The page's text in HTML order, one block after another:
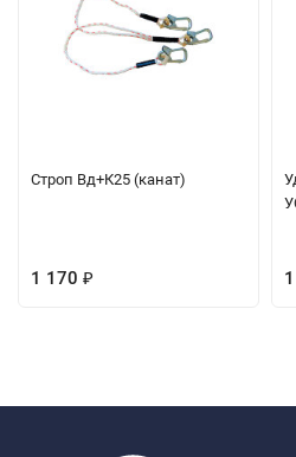
Строп Вд+К25 (канат)
1 170 ₽